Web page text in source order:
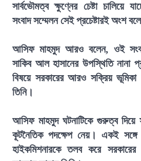
সার্বভৌমত্ব ক্ষুণ্নের চেষ্টা চালিয়ে
সংবাদ সম্মেলন সেই প্রচেষ্টারই অংশ
আসিফ মাহমুদ আরও বলেন, ওই
সাকিব আল হাসানের উপস্থিতি নানা
বিষয়ে সরকারের আরও সক্রিয় ভূমিকা
তিনি।
আসিফ মাহমুদ ঘটনাটিকে গুরুত্ব দিয়ে
কূটনৈতিক পদক্ষেপ নেয়। একই সঙ্গে
হাইকমিশনারকে তলব করে